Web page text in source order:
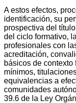
A estos efectos,
identificación, su
prospectiva del
del ciclo formativo,
profesionales con
acreditación,
básicos de
mínimos,
equivalencias a
comunidades
39.6 de la Ley